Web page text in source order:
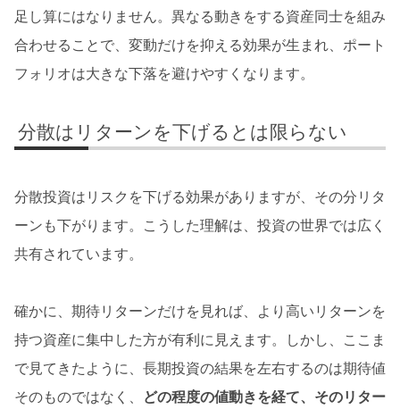
足し算にはなりません。異なる動きをする資産同士を組み
合わせることで、変動だけを抑える効果が生まれ、ポート
フォリオは大きな下落を避けやすくなります。
分散はリターンを下げるとは限らない
分散投資はリスクを下げる効果がありますが、その分リタ
ーンも下がります。こうした理解は、投資の世界では広く
共有されています。
確かに、期待リターンだけを見れば、より高いリターンを
持つ資産に集中した方が有利に見えます。しかし、ここま
で見てきたように、長期投資の結果を左右するのは期待値
そのものではなく、
どの程度の値動きを経て、そのリター